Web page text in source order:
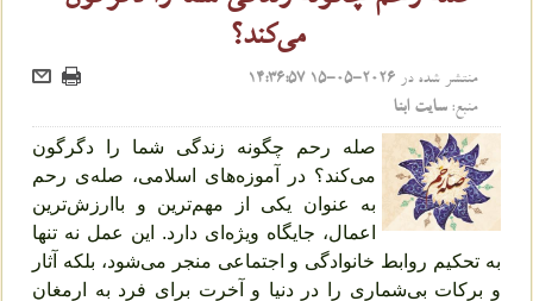
می‌کند؟
منتشر شده در 2026-05-15 14:36:57
منبع:سایت ابنا
صله رحم چگونه زندگی شما را دگرگون
می‌کند؟ در آموزه‌های اسلامی، صله‌ی رحم
به عنوان یکی از مهم‌ترین و باارزش‌ترین
اعمال، جایگاه ویژه‌ای دارد. این عمل نه تنها
به تحکیم روابط خانوادگی و اجتماعی منجر می‌شود، بلکه آثار
و برکات بی‌شماری را در دنیا و آخرت برای فرد به ارمغان